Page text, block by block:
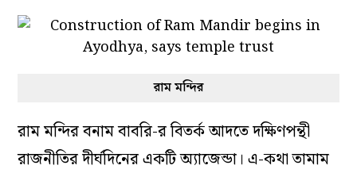
রাম মন্দির
রাম মন্দির বনাম বাবরি-র বিতর্ক আদতে দক্ষিণপন্থী
রাজনীতির দীর্ঘদিনের একটি অ্যাজেন্ডা। এ-কথা তামাম